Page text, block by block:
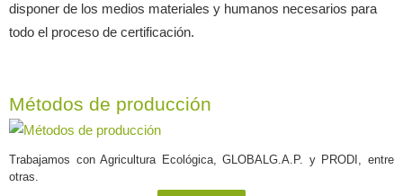
disponer de los medios materiales y humanos necesarios para
todo el proceso de certificación.
Métodos de producción
Trabajamos con Agricultura Ecológica, GLOBALG.A.P. y PRODI, entre
otras.